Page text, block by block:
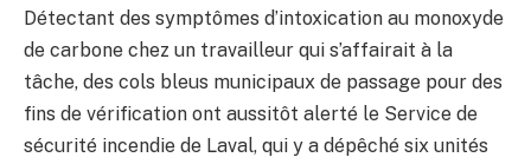
Détectant des symptômes d’intoxication au monoxyde
de carbone chez un travailleur qui s’affairait à la
tâche, des cols bleus municipaux de passage pour des
fins de vérification ont aussitôt alerté le Service de
sécurité incendie de Laval, qui y a dépêché six unités